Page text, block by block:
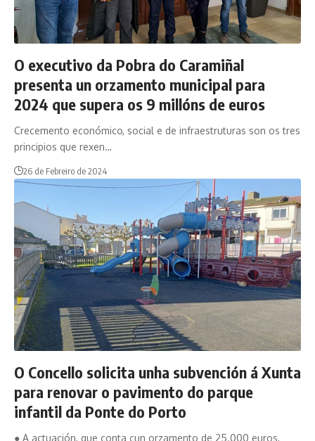
O executivo da Pobra do Caramiñal
presenta un orzamento municipal para
2024 que supera os 9 millóns de euros
Crecemento económico, social e de infraestruturas son os tres
principios que rexen…
26 de Febreiro de 2024
O Concello solicita unha subvención á Xunta
para renovar o pavimento do parque
infantil da Ponte do Porto
● A actuación, que conta cun orzamento de 25.000 euros,